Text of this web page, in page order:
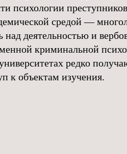
психологии
средой —
над деятельностью и
криминальной
редко
к объектам изучения.